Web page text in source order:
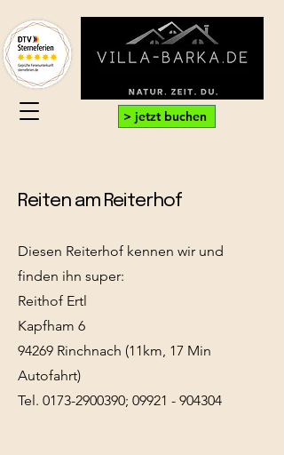
> jetzt buchen
Reiten am Reiterhof
Diesen Reiterhof kennen wir und
finden ihn super:
Reithof Ertl
Kapfham 6
94269 Rinchnach (11km, 17 Min
Autofahrt)
Tel. 0173-2900390; 09921 - 904304